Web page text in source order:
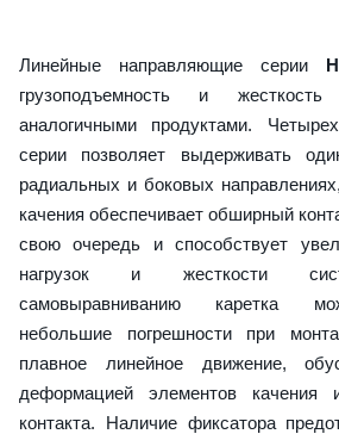
Линейные направляющие серии
грузоподъемность и
аналогичными продуктами.
серии позволяет выдерживать
радиальных и боковых
качения обеспечивает обширный
свою очередь и способствует
нагрузок и жесткости
самовыравниванию каретка
небольшие погрешности при
плавное линейное движение,
деформацией элементов качения
контакта. Наличие фиксатора